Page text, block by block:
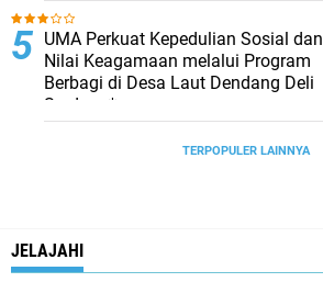
UMA Perkuat Kepedulian Sosial dan
Nilai Keagamaan melalui Program
Berbagi di Desa Laut Dendang Deli
Serdang*
TERPOPULER LAINNYA
JELAJAHI